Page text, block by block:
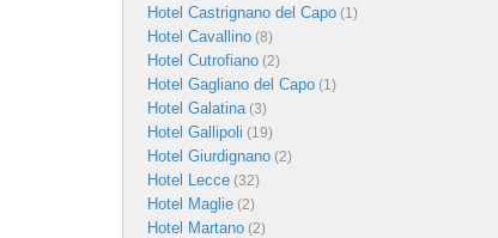
Hotel Castrignano del Capo (1)
Hotel Cavallino (8)
Hotel Cutrofiano (2)
Hotel Gagliano del Capo (1)
Hotel Galatina(3)
Hotel Gallipoli (19)
Hotel Giurdignano (2)
Hotel Lecce (32)
Hotel Maglie (2)
Hotel Martano (2)